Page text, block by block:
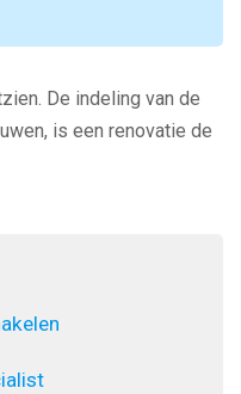
De indeling van de
is een renovatie de